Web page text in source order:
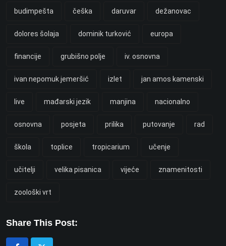
budimpešta češka daruvar dežanovac
dolores šolaja dominik turković europa
financije grubišno polje iv. osnovna
ivan nepomuk jemeršić izlet jan amos kamenski
live mađarski jezik manjina nacionalno
osnovna posjeta prilika putovanje rad
škola toplice tropicarium učenje
učitelji velika pisanica vijeće znamenitosti
zoološki vrt
Share This Post: